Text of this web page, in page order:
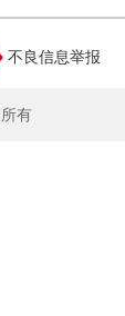
本走遍
么想
不良信息举报
有